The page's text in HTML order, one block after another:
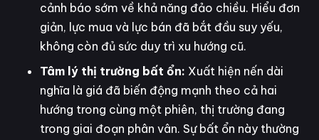
cảnh báo sớm về khả năng đảo chiều. Hiểu đơn
giản, lực mua và lực bán đã bắt đầu suy yếu,
không còn đủ sức duy trì xu hướng cũ.
Tâm lý thị trường bất ổn: Xuất hiện nến dài
nghĩa là giá đã biến động mạnh theo cả hai
hướng trong cùng một phiên, thị trường đang
trong giai đoạn phân vân. Sự bất ổn này thường